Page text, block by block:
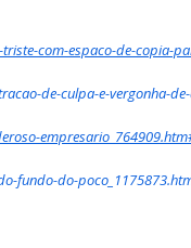
com-espaco-de-copia-
de-culpa-e-vergonha-
do-